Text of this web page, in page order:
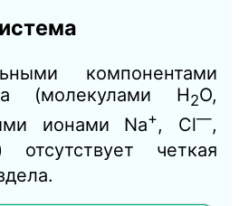
компонентами
(молекулами Н2О,
ионами Na+, Сl—,
отсутствует четкая